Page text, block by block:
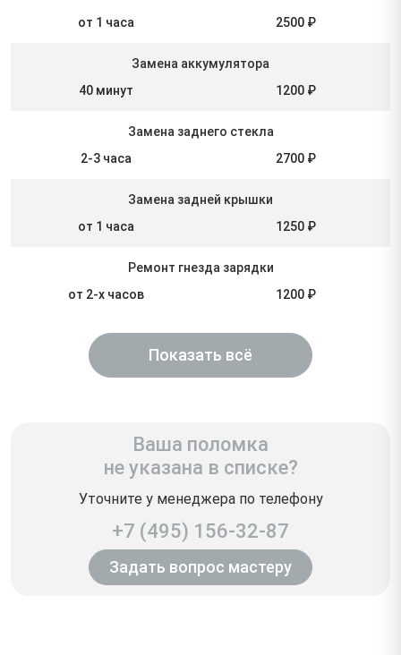
от 1 часа
2500 ₽
Замена аккумулятора
40 минут
1200 ₽
Замена заднего стекла
2-3 часа
2700 ₽
Замена задней крышки
от 1 часа
1250 ₽
Ремонт гнезда зарядки
от 2-х часов
1200 ₽
Показать всё
Ваша поломка
не указана в списке?
Уточните у менеджера по телефону
+7 (495) 156-32-87
Задать вопрос мастеру